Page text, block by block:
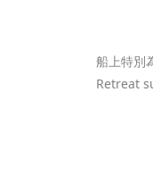
船上特別
Retreat